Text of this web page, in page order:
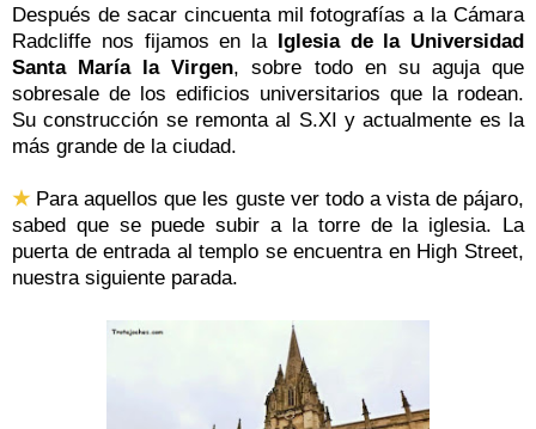
Después de sacar cincuenta mil fotografías a la Cámara
Radcliffe nos fijamos en la Iglesia de la Universidad
Santa María la Virgen, sobre todo en su aguja que
sobresale de los edificios universitarios que la rodean.
Su construcción se remonta al S.XI y actualmente es la
más grande de la ciudad.
★ Para aquellos que les guste ver todo a vista de pájaro,
sabed que se puede subir a la torre de la iglesia. La
puerta de entrada al templo se encuentra en High Street,
nuestra siguiente parada.